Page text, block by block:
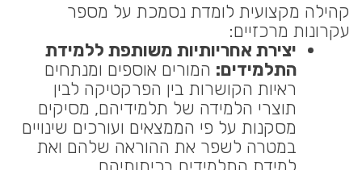
קהילה מקצועית לומדת נסמכת על מספר
עקרונות מרכזיים:
יצירת אחריותיות משותפת ללמידת
התלמידים: המורים אוספים ומנתחים
ראיות הקושרות בין הפרקטיקה לבין
תוצרי הלמידה של תלמידיהם, מסיקים
מסקנות על פי הממצאים ועורכים שינויים
במטרה לשפר את ההוראה שלהם ואת